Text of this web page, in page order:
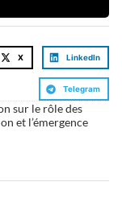
X LinkedIn
Telegram
sur le rôle des
et l’émergence